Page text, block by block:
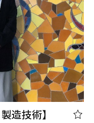
造技術】